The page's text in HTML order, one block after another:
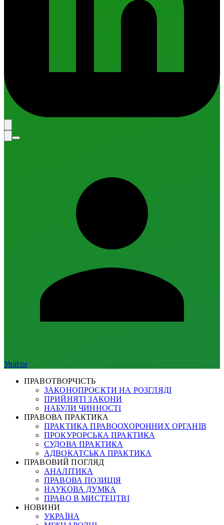
Увійти
ПРАВОТВОРЧІСТЬ
ЗАКОНОПРОЄКТИ НА РОЗГЛЯДІ
ПРИЙНЯТІ ЗАКОНИ
НАБУЛИ ЧИННОСТІ
ПРАВОВА ПРАКТИКА
ПРАКТИКА ПРАВООХОРОННИХ ОРГАНІВ
ПРОКУРОРСЬКА ПРАКТИКА
СУДОВА ПРАКТИКА
АДВОКАТСЬКА ПРАКТИКА
ПРАВОВИЙ ПОГЛЯД
АНАЛІТИКА
ПРАВОВА ПОЗИЦІЯ
НАУКОВА ДУМКА
ПРАВО В МИСТЕЦТВІ
НОВИНИ
УКРАЇНА